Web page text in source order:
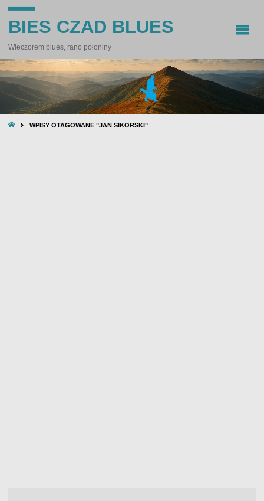
BIES CZAD BLUES
Wieczorem blues, rano połoniny
STRONA
WPISY OTAGOWANE "JAN SIKORSKI"